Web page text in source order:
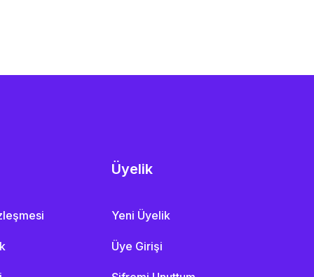
Üyelik
Yeni Üyelik
Üye Girişi